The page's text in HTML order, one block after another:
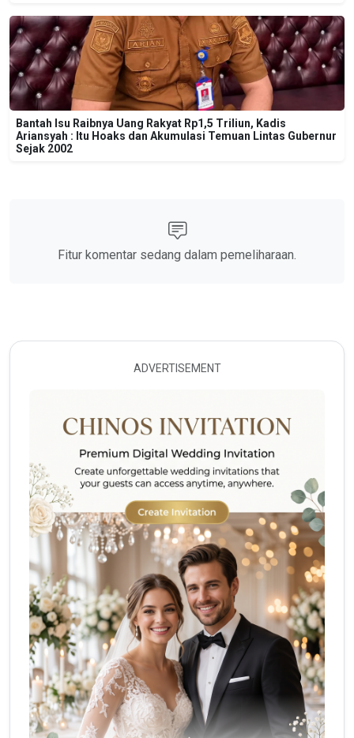
Bantah Isu Raibnya Uang Rakyat Rp1,5 Triliun, Kadis
Ariansyah : Itu Hoaks dan Akumulasi Temuan Lintas Gubernur
Sejak 2002
Fitur komentar sedang dalam pemeliharaan.
ADVERTISEMENT